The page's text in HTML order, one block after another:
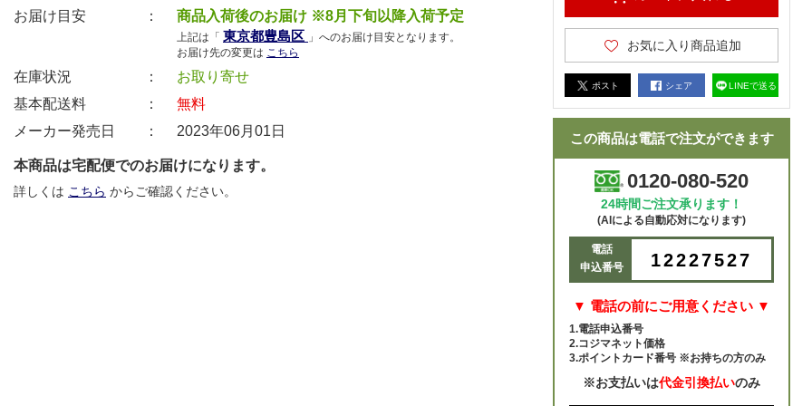
お届け目安 ： 商品入荷後のお届け ※8月下旬以降入荷予定
上記は「 東京都豊島区 」へのお届け目安となります。
お届け先の変更は こちら
在庫状況 ：
お取り寄せ
基本配送料 ：
無料
メーカー発売日 ：
2023年06月01日
本商品は宅配便でのお届けになります。
詳しくは こちら からご確認ください。
お気に入り商品追加
ポスト シェア LINEで送る
この商品は電話で注文ができます
0120-080-520
24時間ご注文承ります！
(AIによる自動応対になります)
電話
申込番号
12227527
▼ 電話の前にご用意ください ▼
1.電話申込番号
2.コジマネット価格
3.ポイントカード番号 ※お持ちの方のみ
※お支払いは代金引換払いのみ